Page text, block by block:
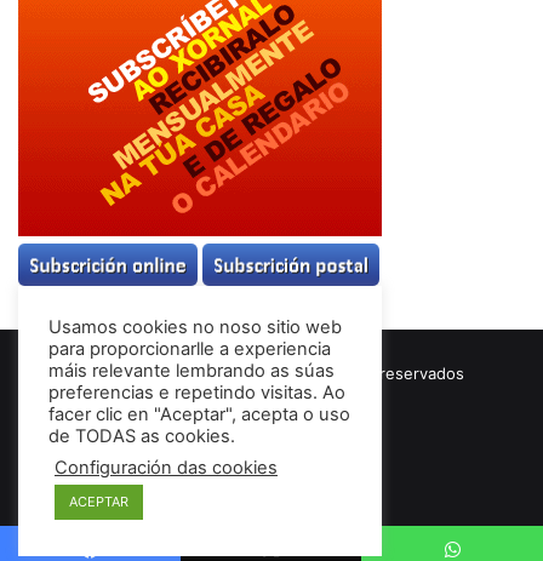
© Copyright 2026, Todos los derechos reservados
Términos & Condiciones
Usamos cookies no noso sitio web
para proporcionarlle a experiencia
máis relevante lembrando as súas
preferencias e repetindo visitas. Ao
facer clic en "Aceptar", acepta o uso
de TODAS as cookies.
Configuración das cookies
ACEPTAR